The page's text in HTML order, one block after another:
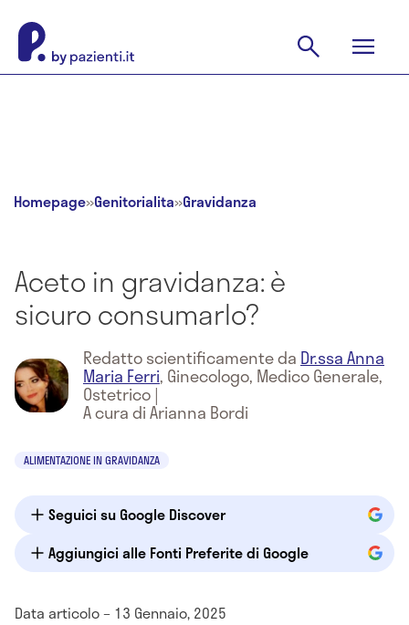
Homepage»Genitorialita»Gravidanza
Aceto in gravidanza: è
sicuro consumarlo?
Redatto scientificamente da Dr.ssa Anna
Maria Ferri, Ginecologo, Medico Generale,
Ostetrico|
A cura di Arianna Bordi
ALIMENTAZIONE IN GRAVIDANZA
Seguici su Google Discover
Aggiungici alle Fonti Preferite di Google
Data articolo – 13 Gennaio, 2025